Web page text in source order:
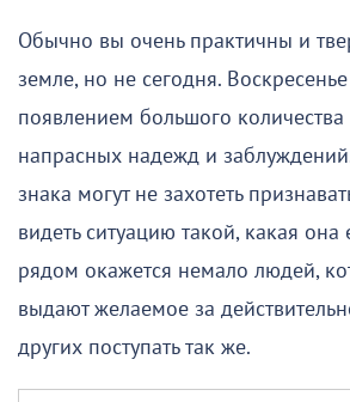
Обычно вы очень практичны и
земле, но не сегодня.
появлением большого
напрасных надежд и
знака могут не захотеть
видеть ситуацию такой, какая она
рядом окажется немало людей,
выдают желаемое за
других поступать так же.